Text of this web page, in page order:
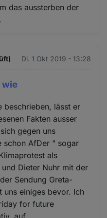
das aussterben der
Di. 1 Okt 2019 - 13:28
wie
beschrieben, lässt er
Fakten ausser
gegen uns
schon AfDer " sogar
als
Dieter Nuhr mit der
Sendung Greta-
uns einiges bevor. Ich
for future